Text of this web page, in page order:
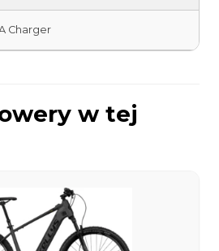
Charger
w tej